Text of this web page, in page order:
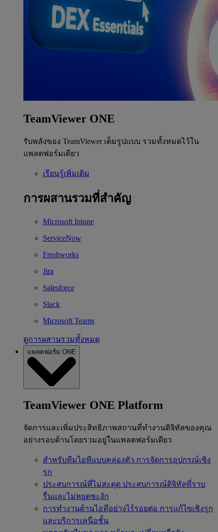
TeamViewer ONE
รับพลังของ TeamViewer เต็มรูปแบบ รวมทั้งหมดไว้ใน
แพลตฟอร์มเดียว
เรียนรู้เพิ่มเติม
การผสานรวมที่สำคัญ
Microsoft Intune
ServiceNow
Freshworks
Jira
Salesforce
Slack
Microsoft Teams
ดูการผสานรวมทั้งหมด
แพลตฟอร์ม ONE
TeamViewer ONE Platform
จัดการและเพิ่มประสิทธิภาพสถานที่ทำงานดิจิทัลของคุณ
อย่างรอบด้านโดยรวมอยู่ในแพลตฟอร์มเดียว
สำหรับทีมไอทีแบบคล่องตัว การจัดการอุปกรณ์เชิง
รุก
ประสบการณ์ที่ไม่สะดุด ประสบการณ์ดิจิทัลที่ราบ
รื่นและไม่หยุดชะงัก
การทำงานด้านไอทีอย่างไร้รอยต่อ การแก้ไขเชิงรุก
และบริการเหนือชั้น